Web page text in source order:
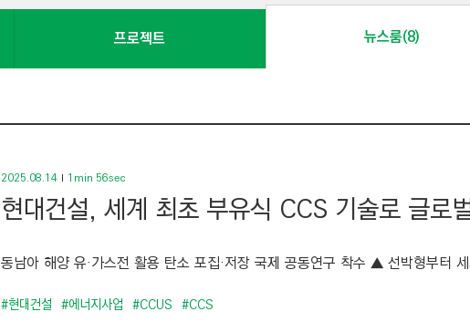
프로젝트 뉴스룸(8)
2025.08.14 1min 56sec
현대건설, 세계 최초 부유식 CCS 기술로 글로
동남아 해양 유·가스전 활용 탄소 포집·저장 국제 공동연구 착수 ▲ 선박형부터
#현대건설 #에너지사업 #CCUS #CCS